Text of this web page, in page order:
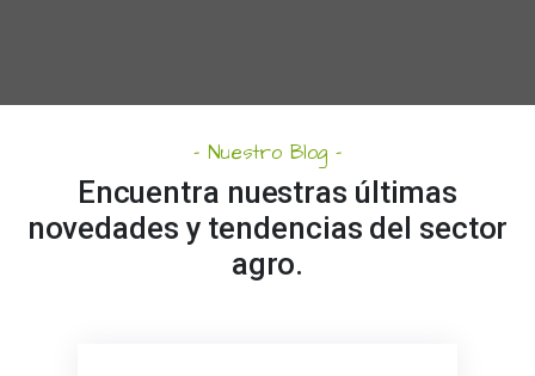
– Nuestro Blog –
Encuentra nuestras últimas
novedades y tendencias del sector
agro.